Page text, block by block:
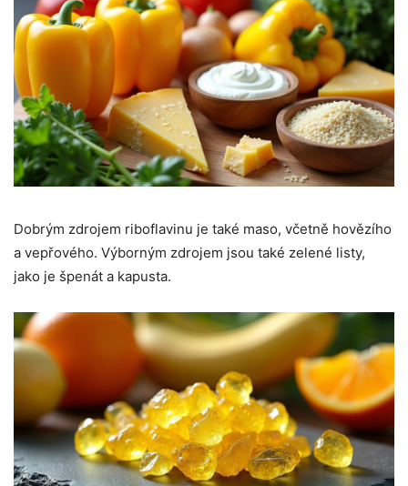
Dobrým zdrojem riboflavinu je také maso, včetně hovězího
a vepřového. Výborným zdrojem jsou také zelené listy,
jako je špenát a kapusta.